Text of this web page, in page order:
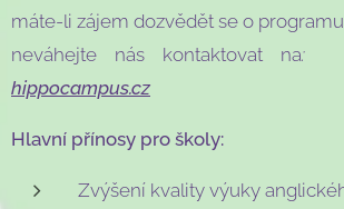
máte-li zájem dozvědět se o
neváhejte nás kontaktovat na
hippocampus.cz
Hlavní přínosy pro školy:
Zvýšení kvality výuky